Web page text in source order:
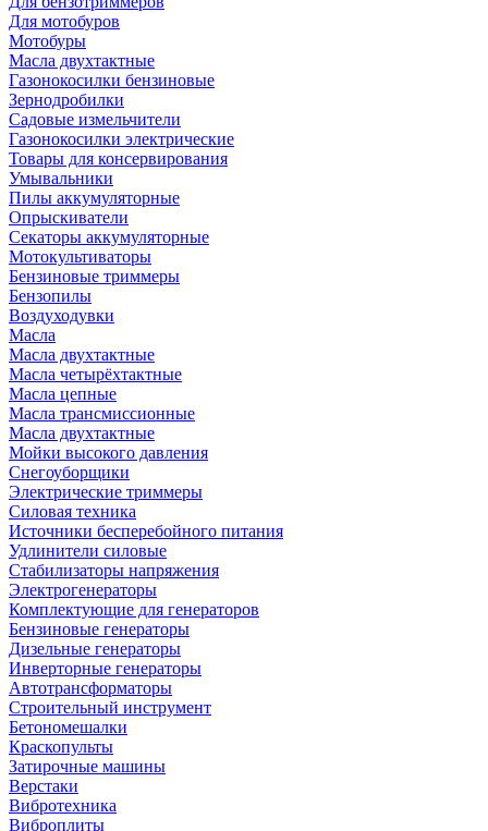
Для мотобуров
Мотобуры
Масла двухтактные
Газонокосилки бензиновые
Зернодробилки
Садовые измельчители
Газонокосилки электрические
Товары для консервирования
Умывальники
Пилы аккумуляторные
Опрыскиватели
Секаторы аккумуляторные
Мотокультиваторы
Бензиновые триммеры
Бензопилы
Воздуходувки
Масла
Масла двухтактные
Масла четырёхтактные
Масла цепные
Масла трансмиссионные
Масла двухтактные
Мойки высокого давления
Снегоуборщики
Электрические триммеры
Силовая техника
Источники бесперебойного питания
Удлинители силовые
Стабилизаторы напряжения
Электрогенераторы
Комплектующие для генераторов
Бензиновые генераторы
Дизельные генераторы
Инверторные генераторы
Автотрансформаторы
Строительный инструмент
Бетономешалки
Краскопульты
Затирочные машины
Верстаки
Вибротехника
Виброплиты